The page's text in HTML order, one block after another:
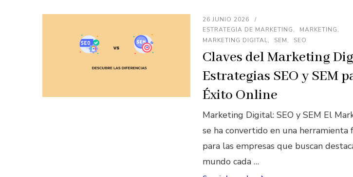
26 JUNIO 2026
ESTRATEGIA DE MARKETING
MARKETING
MARKETING DIGITAL
SEM SEO
Claves del Marketing
Estrategias SEO y SEM
Éxito Online
Marketing Digital: SEO y SEM El
se ha convertido en una herramienta
para las empresas que buscan
mundo cada …